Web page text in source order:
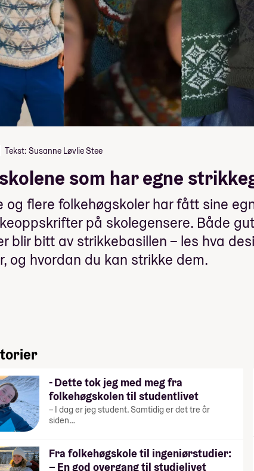
Tekst: Susanne Løvlie Stee
som har egne
og flere folkehøgskoler har fått sine
på skolegensere. Både
blir bitt av strikkebasillen – les hva
og hvordan du kan strikke dem.
- Dette tok jeg med meg fra
folkehøgskolen til studentlivet
– I dag er jeg student. Samtidig er det tre år
siden…
Fra folkehøgskole til ingeniørstudier:
– En god overgang til studielivet